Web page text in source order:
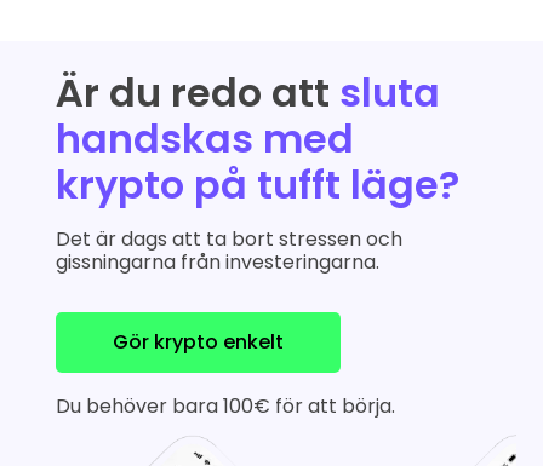
Är du redo att sluta
handskas med
krypto på tufft läge?
Det är dags att ta bort stressen och
gissningarna från investeringarna.
Gör krypto enkelt
Du behöver bara 100€ för att börja.